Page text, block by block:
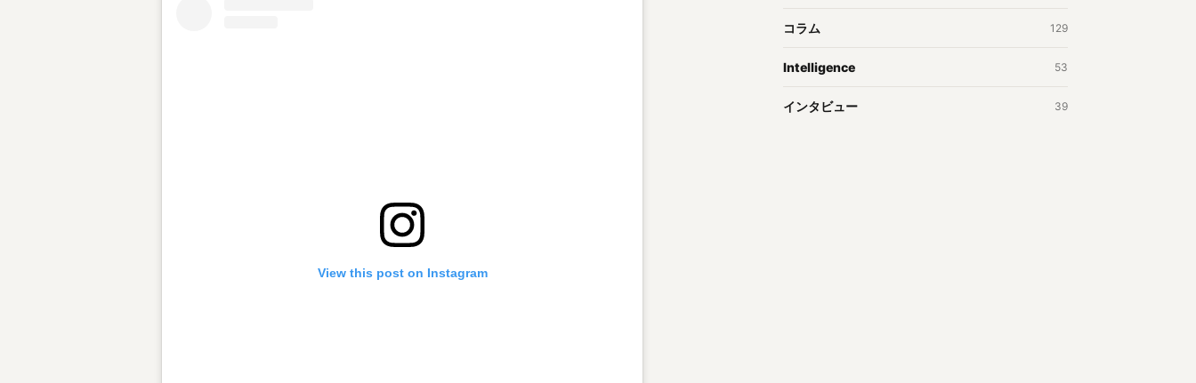
View this post on Instagram
コラム 129
Intelligence 53
インタビュー 39